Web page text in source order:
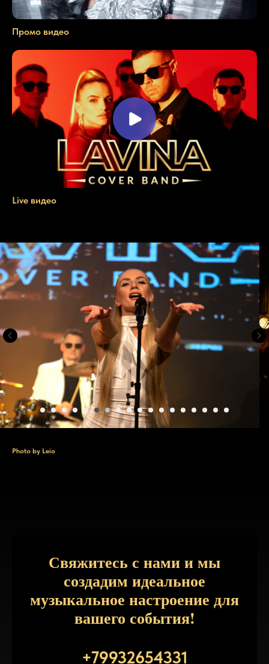
Промо видео
Live видео
Photo by Leio
Свяжитесь с нами и мы
создадим идеальное
музыкальное настроение для
вашего события!
+79932654331